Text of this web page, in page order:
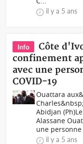
il y a 5 ans
Info
Côte
confinement
avec une
COVID-19
Ouattara
Abidjan
Alassane
une
il y a 5 ans